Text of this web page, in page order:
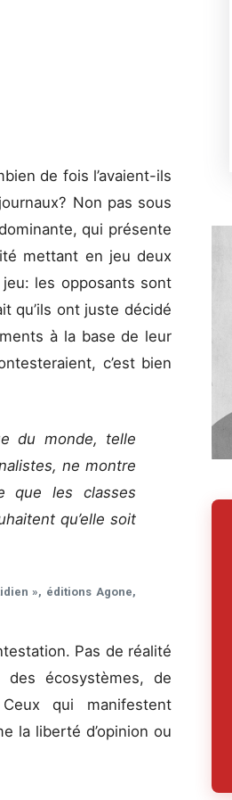
de fois l’avaient-ils
Non pas sous
qui présente
mettant en jeu deux
les opposants sont
qu’ils ont juste décidé
à la base de leur
c’est bien
du monde, telle
ne montre
que les classes
qu’elle soit
», éditions Agone,
Pas de réalité
des écosystèmes, de
Ceux qui manifestent
la liberté d’opinion ou